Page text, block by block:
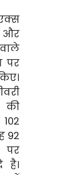
और
पर
की
92
पर
है।